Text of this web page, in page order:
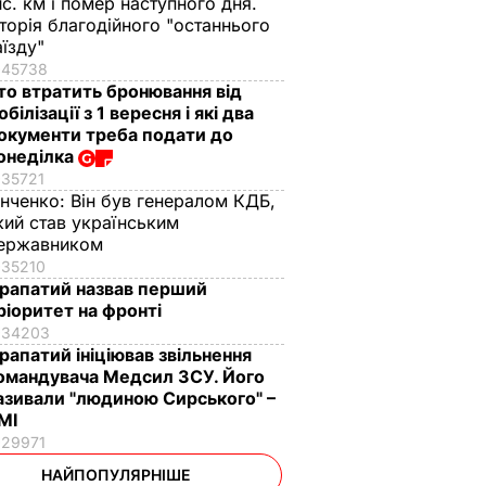
благодійного "останнього
45738
втратить бронювання від
з 1 вересня і які два
треба подати до
35721
Він був генералом КДБ,
став українським
35210
назвав перший
на фронті
34203
ініціював звільнення
Медсил ЗСУ. Його
"людиною Сирського" –
29971
НАЙПОПУЛЯРНІШЕ